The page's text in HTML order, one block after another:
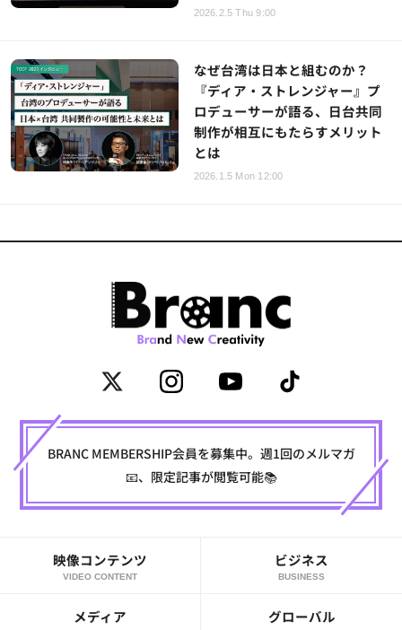
2026.2.5 Thu 9:00
なぜ台湾は日本と組むのか？
『ディア・ストレンジャー』プ
ロデューサーが語る、日台共同
制作が相互にもたらすメリット
とは
2026.1.5 Mon 12:00
BRANC MEMBERSHIP会員を募集中。週1回のメルマガ
📧、限定記事が閲覧可能📚
映像コンテンツ
VIDEO CONTENT
ビジネス
BUSINESS
メディア グローバル